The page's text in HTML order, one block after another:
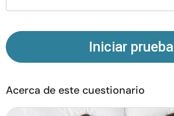
nosotros
Iniciar prueba
Acerca de este cuestionario